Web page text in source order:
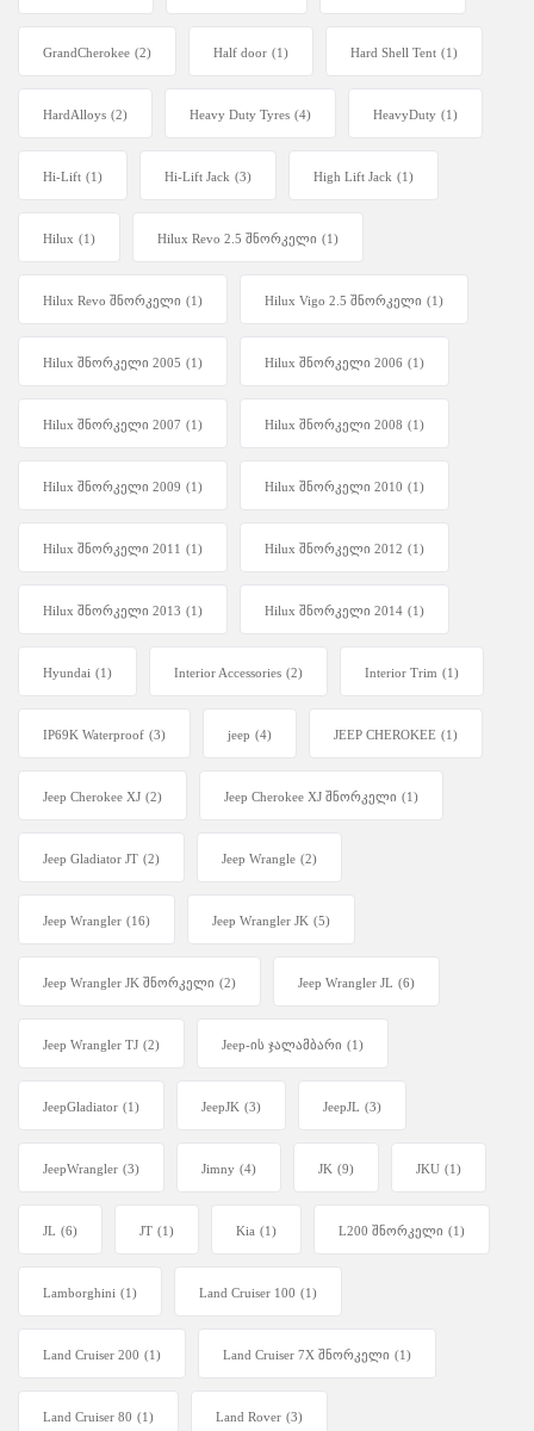
GrandCherokee (2) Half door (1) Hard Shell Tent (1)
HardAlloys (2) Heavy Duty Tyres (4) HeavyDuty (1)
Hi-Lift (1) Hi-Lift Jack (3) High Lift Jack (1)
Hilux (1) Hilux Revo 2.5 შნორკელი (1)
Hilux Revo შნორკელი (1) Hilux Vigo 2.5 შნორკელი (1)
Hilux შნორკელი 2005 (1) Hilux შნორკელი 2006 (1)
Hilux შნორკელი 2007 (1) Hilux შნორკელი 2008 (1)
Hilux შნორკელი 2009 (1) Hilux შნორკელი 2010 (1)
Hilux შნორკელი 2011 (1) Hilux შნორკელი 2012 (1)
Hilux შნორკელი 2013 (1) Hilux შნორკელი 2014 (1)
Hyundai (1) Interior Accessories (2) Interior Trim (1)
IP69K Waterproof (3) jeep (4) JEEP CHEROKEE (1)
Jeep Cherokee XJ (2) Jeep Cherokee XJ შნორკელი (1)
Jeep Gladiator JT (2) Jeep Wrangle (2)
Jeep Wrangler (16) Jeep Wrangler JK (5)
Jeep Wrangler JK შნორკელი (2) Jeep Wrangler JL (6)
Jeep Wrangler TJ (2) Jeep-ის ჯალამბარი (1)
JeepGladiator (1) JeepJK (3) JeepJL (3)
JeepWrangler (3) Jimny (4) JK (9) JKU (1)
JL (6) JT (1) Kia (1) L200 შნორკელი (1)
Lamborghini (1) Land Cruiser 100 (1)
Land Cruiser 200 (1) Land Cruiser 7X შნორკელი (1)
Land Cruiser 80 (1) Land Rover (3)